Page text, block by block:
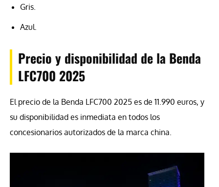
Gris.
Azul.
Precio y disponibilidad de la Benda
LFC700 2025
El precio de la Benda LFC700 2025 es de 11.990 euros, y
su disponibilidad es inmediata en todos los
concesionarios autorizados de la marca china.